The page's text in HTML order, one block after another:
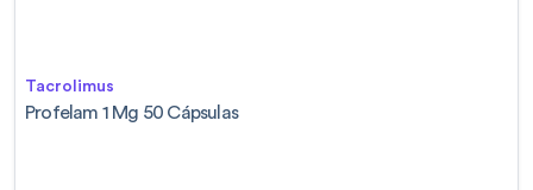
Tacrolimus
Profelam 1 Mg 50 Cápsulas